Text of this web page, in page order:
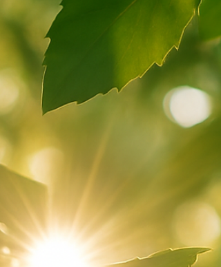
ossea e aumentare il r